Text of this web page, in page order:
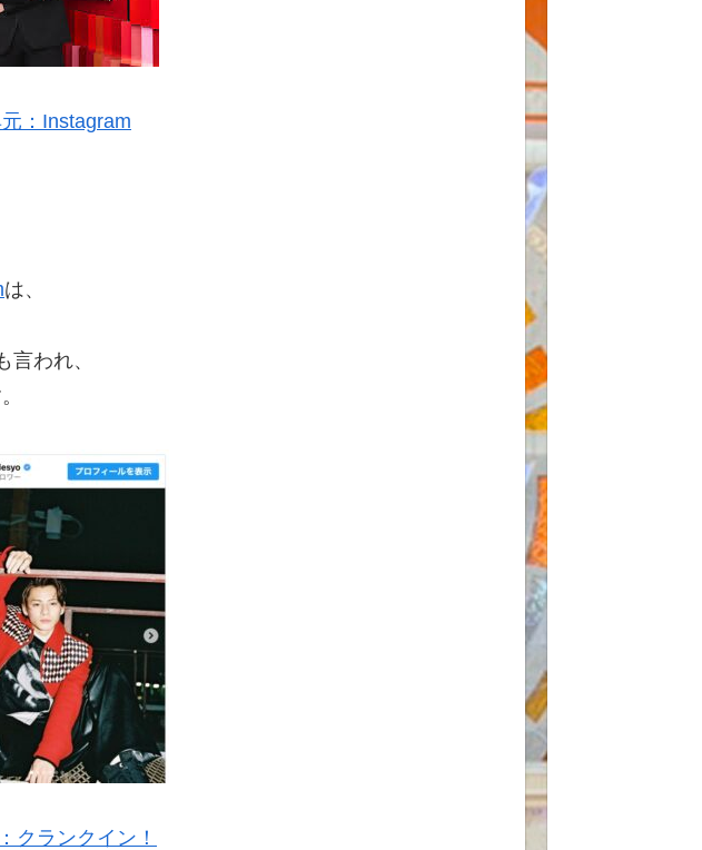
：Instagram
は、
われ、
クランクイン！